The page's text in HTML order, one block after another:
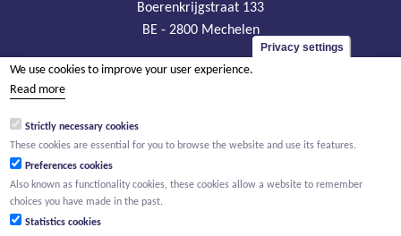
Boerenkrijgstraat 133
BE - 2800 Mechelen
VAT BE 0474.904.179
Visiting address:
Oude Liersebaan 195
BE - 2800 Mechelen
Privacy settings
We use cookies to improve your user experience.
Read more
Strictly necessary cookies
These cookies are essential for you to browse the website and use its features.
Preferences cookies
Also known as functionality cookies, these cookies allow a website to remember
choices you have made in the past.
Statistics cookies